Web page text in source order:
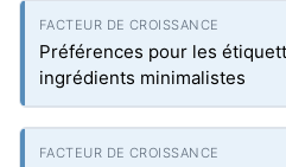
Préférences pour les
ingrédients minimalistes